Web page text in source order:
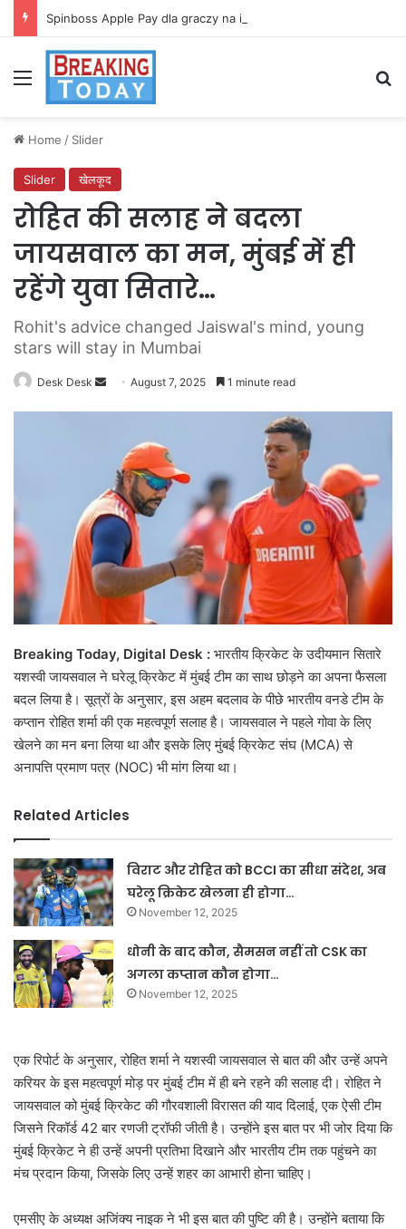
Spinboss Apple Pay dla graczy na iPhone
Menu
Home / Slider
Slider खेलकूद
रोहित की सलाह ने बदला
जायसवाल का मन, मुंबई में ही
रहेंगे युवा सितारे…
Rohit's advice changed Jaiswal's mind, young
stars will stay in Mumbai
Desk Desk
SendAugust 7, 2025 1 minute read
Breaking Today, Digital Desk : भारतीय क्रिकेट के उदीयमान सितारे
यशस्वी जायसवाल ने घरेलू क्रिकेट में मुंबई टीम का साथ छोड़ने का अपना फैसला
बदल लिया है। सूत्रों के अनुसार, इस अहम बदलाव के पीछे भारतीय वनडे टीम के
कप्तान रोहित शर्मा की एक महत्वपूर्ण सलाह है। जायसवाल ने पहले गोवा के लिए
खेलने का मन बना लिया था और इसके लिए मुंबई क्रिकेट संघ (MCA) से
अनापत्ति प्रमाण पत्र (NOC) भी मांग लिया था।
Related Articles
विराट और रोहित को BCCI का सीधा संदेश, अब
घरेलू क्रिकेट खेलना ही होगा…
November 12, 2025
धोनी के बाद कौन, सैमसन नहीं तो CSK का
अगला कप्तान कौन होगा…
November 12, 2025
एक रिपोर्ट के अनुसार, रोहित शर्मा ने यशस्वी जायसवाल से बात की और उन्हें अपने
करियर के इस महत्वपूर्ण मोड़ पर मुंबई टीम में ही बने रहने की सलाह दी। रोहित ने
जायसवाल को मुंबई क्रिकेट की गौरवशाली विरासत की याद दिलाई, एक ऐसी टीम
जिसने रिकॉर्ड 42 बार रणजी ट्रॉफी जीती है। उन्होंने इस बात पर भी जोर दिया कि
मुंबई क्रिकेट ने ही उन्हें अपनी प्रतिभा दिखाने और भारतीय टीम तक पहुंचने का
मंच प्रदान किया, जिसके लिए उन्हें शहर का आभारी होना चाहिए।
एमसीए के अध्यक्ष अजिंक्य नाइक ने भी इस बात की पुष्टि की है। उन्होंने बताया कि